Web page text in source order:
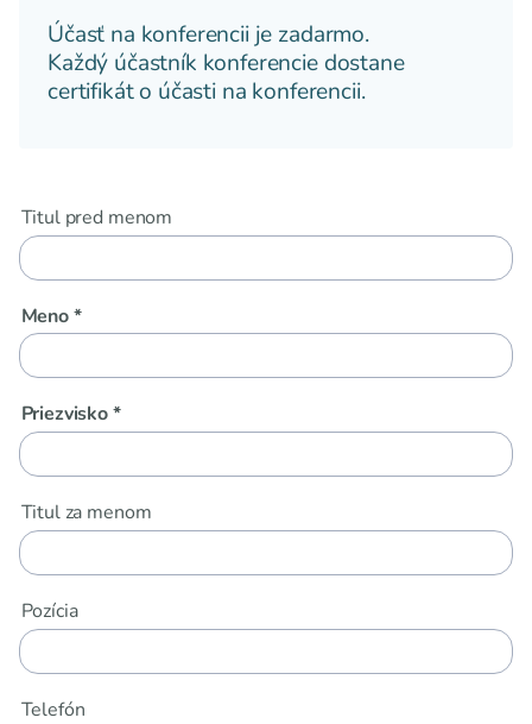
Účasť na konferencii je zadarmo.
Každý účastník konferencie dostane
certifikát o účasti na konferencii.
Titul pred menom
Meno *
Priezvisko *
Titul za menom
Pozícia
Telefón